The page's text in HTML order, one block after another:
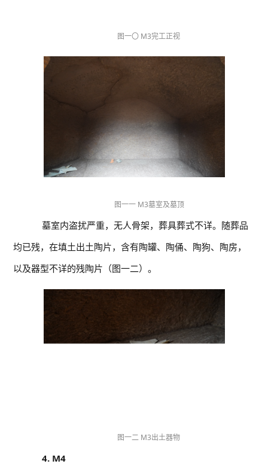
图一〇 M3完工正视
图一一 M3墓室及墓顶
墓室内盗扰严重，无人骨架，葬具葬式不详。随葬品
均已残，在填土出土陶片，含有陶罐、陶俑、陶狗、陶房，
以及器型不详的残陶片（图一二）。
图一二M3出土器物
4. M4